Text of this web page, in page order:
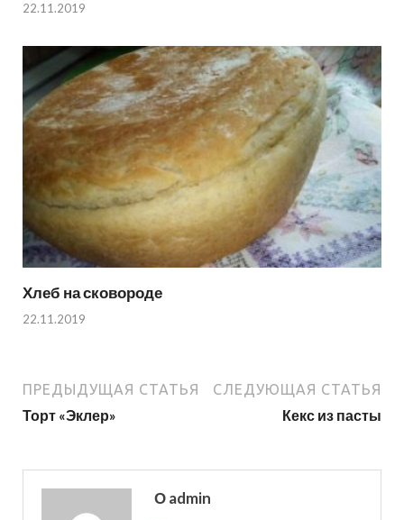
22.11.2019
Хлеб на сковороде
22.11.2019
ПРЕДЫДУЩАЯ СТАТЬЯ
Торт «Эклер»
СЛЕДУЮЩАЯ СТАТЬЯ
Кекс из пасты
О admin